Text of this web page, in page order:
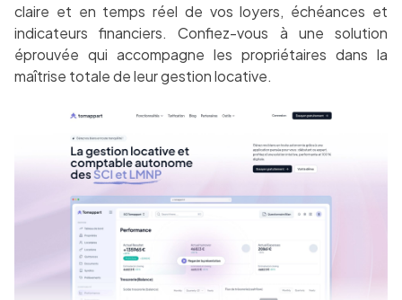
claire et en temps réel de vos loyers, échéances et
indicateurs financiers. Confiez-vous à une solution
éprouvée qui accompagne les propriétaires dans la
maîtrise totale de leur gestion locative.